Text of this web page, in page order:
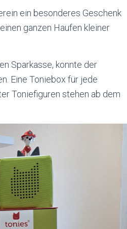
ein besonderes Geschenk
ganzen Haufen kleiner
Sparkasse, konnte der
Eine Toniebox für jede
Toniefiguren stehen ab dem